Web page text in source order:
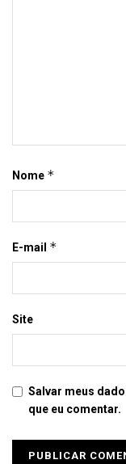
Nome *
E-mail *
Site
Salvar meus
que eu comentar.